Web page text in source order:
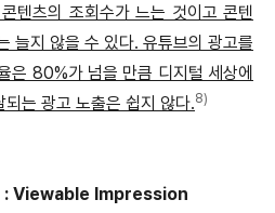
텐츠의 조회수가 느는 것이고 콘텐
늘지 않을 수 있다. 유튜브의 광고를
은 80%가 넘을 만큼 디지털 세상에
는 광고 노출은 쉽지 않다.8)
: Viewable Impression